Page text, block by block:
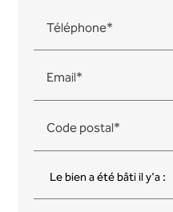
Téléphone*
Email*
Code postal*